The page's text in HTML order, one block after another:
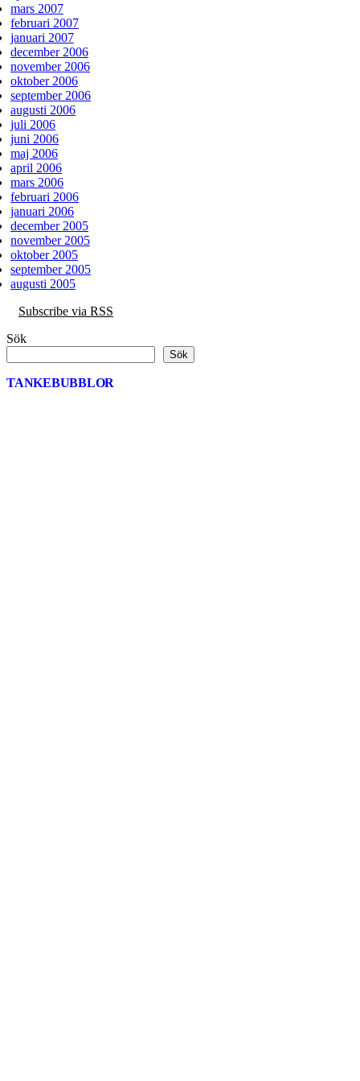
mars 2007
februari 2007
januari 2007
december 2006
november 2006
oktober 2006
september 2006
augusti 2006
juli 2006
juni 2006
maj 2006
april 2006
mars 2006
februari 2006
januari 2006
december 2005
november 2005
oktober 2005
september 2005
augusti 2005
Subscribe via RSS
Sök
Sök
TANKEBUBBLOR